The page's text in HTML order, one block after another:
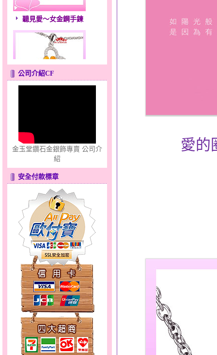
聽見愛～女金鋼手鍊
點亮愛情～黃金套鍊
錦繡龍鳳～黃金耳環
公司介紹CF
金玉堂鑽石金銀飾專賣 公司介
紹
安全付款標章
愛的